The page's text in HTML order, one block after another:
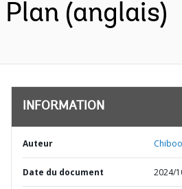
Plan (anglais)
INFORMATION
Auteur
Date du document 2024/